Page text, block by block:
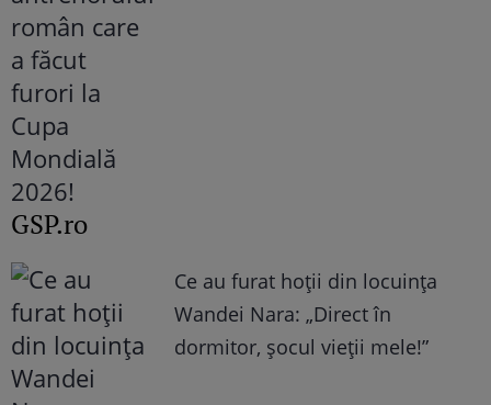
GSP.ro
Ce au furat hoții din locuința
Wandei Nara: „Direct în
dormitor, șocul vieții mele!”